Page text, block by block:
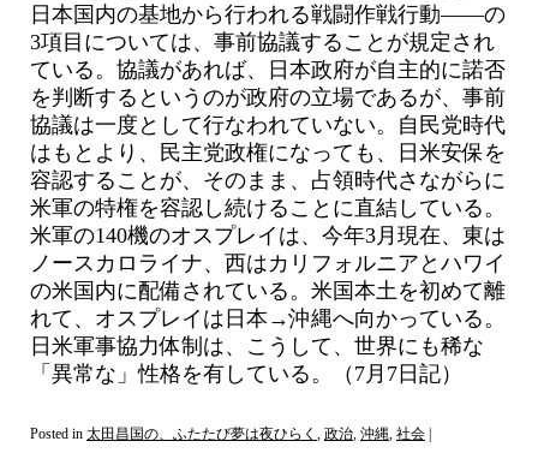
日本国内の基地から行われる戦闘作戦行動——の
3項目については、事前協議することが規定され
ている。協議があれば、日本政府が自主的に諾否
を判断するというのが政府の立場であるが、事前
協議は一度として行なわれていない。自民党時代
はもとより、民主党政権になっても、日米安保を
容認することが、そのまま、占領時代さながらに
米軍の特権を容認し続けることに直結している。
米軍の140機のオスプレイは、今年3月現在、東は
ノースカロライナ、西はカリフォルニアとハワイ
の米国内に配備されている。米国本土を初めて離
れて、オスプレイは日本→沖縄へ向かっている。
日米軍事協力体制は、こうして、世界にも稀な
「異常な」性格を有している。（7月7日記）
Posted in 太田昌国の、ふたたび夢は夜ひらく , 政治, 沖縄, 社会